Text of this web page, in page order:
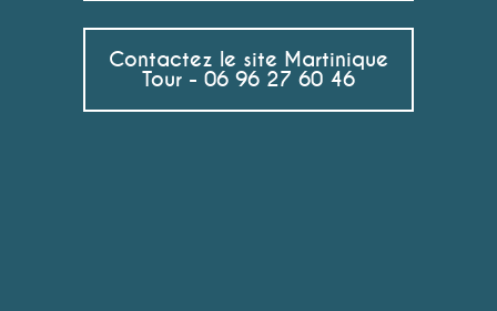
Contactez le site Martinique
Tour - 06 96 27 60 46